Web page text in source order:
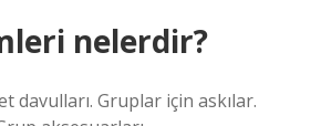
nelerdir?
davulları. Gruplar için askılar.